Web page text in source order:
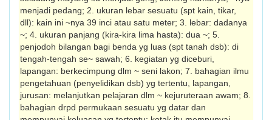
menjadi pedang; 2. ukuran lebar sesuatu (spt kain, tikar,
dll): kain ini ~nya 39 inci atau satu meter; 3. lebar: dadanya
~; 4. ukuran panjang (kira-kira lima hasta): dua ~; 5.
penjodoh bilangan bagi benda yg luas (spt tanah dsb): di
tengah-tengah se~ sawah; 6. kegiatan yg diceburi,
lapangan: berkecimpung dlm ~ seni lakon; 7. bahagian ilmu
pengetahuan (penyelidikan dsb) yg tertentu, lapangan,
jurusan: melanjutkan pelajaran dlm ~ kejuruteraan awam; 8.
bahagian drpd permukaan sesuatu yg datar dan